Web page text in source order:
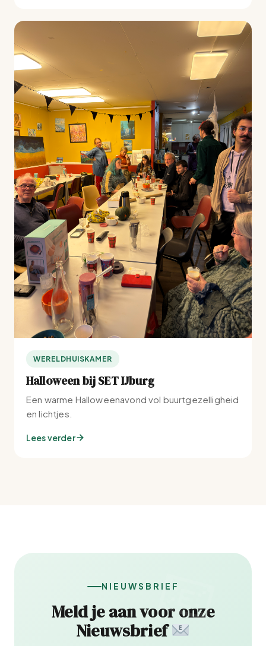
WERELDHUISKAMER
Halloween bij SET IJburg
Een warme Halloweenavond vol buurtgezelligheid
en lichtjes.
Lees verder
NIEUWSBRIEF
Meld je aan voor onze
Nieuwsbrief